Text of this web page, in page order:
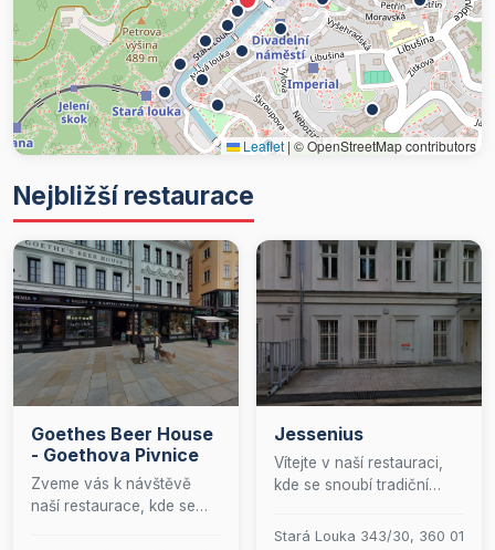
Leaflet | © OpenStreetMap contributors
Nejbližší restaurace
Goethes Beer House
- Goethova Pivnice
Zveme vás k návštěvě
naší restaurace, kde se
Jessenius
Vítejte v naší restauraci,
kde se snoubí tradiční
mezinárodními lahůdkami.
Stará Louka 343/30, 360 01